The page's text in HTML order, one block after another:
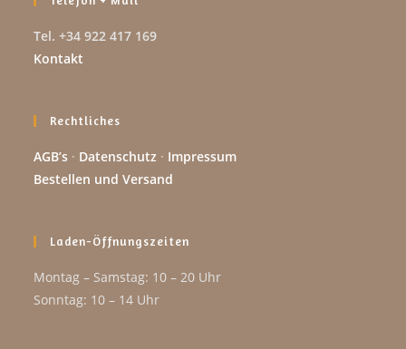
Tel. +34 922 417 169
Kontakt
Rechtliches
AGB’s · Datenschutz · Impressum
Bestellen und Versand
Laden-Öffnungszeiten
Montag – Samstag: 10 – 20 Uhr
Sonntag: 10 – 14 Uhr